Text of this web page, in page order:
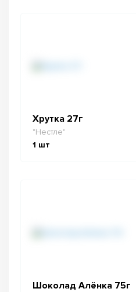
Хрутка 27г
"Нестле"
1 шт
Шоколад Алёнка 75г